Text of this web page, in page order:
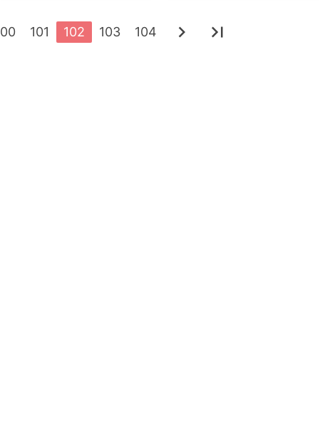
Power Slide,
101 102 103 104 chevron_right last_page